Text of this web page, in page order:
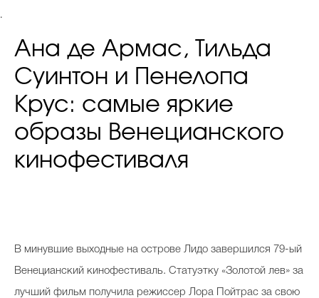
.
Ана де Армас, Тильда
Суинтон и Пенелопа
Крус: самые яркие
образы Венецианского
кинофестиваля
В минувшие выходные на острове Лидо завершился 79-ый
Венецианский кинофестиваль. Статуэтку «Золотой лев» за
лучший фильм получила режиссер Лора Пойтрас за свою